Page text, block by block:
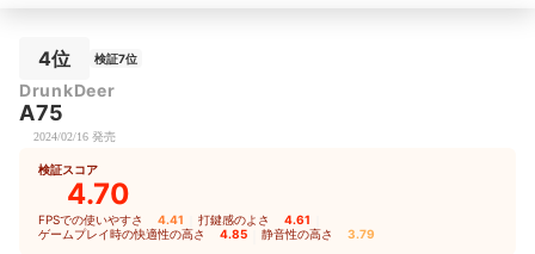
4位 検証7位
DrunkDeer
A75
2024/02/16 発売
検証スコア
4.70
FPSでの使いやすさ 4.41 打鍵感のよさ 4.61
ゲームプレイ時の快適性の高さ 4.85 静音性の高さ 3.79